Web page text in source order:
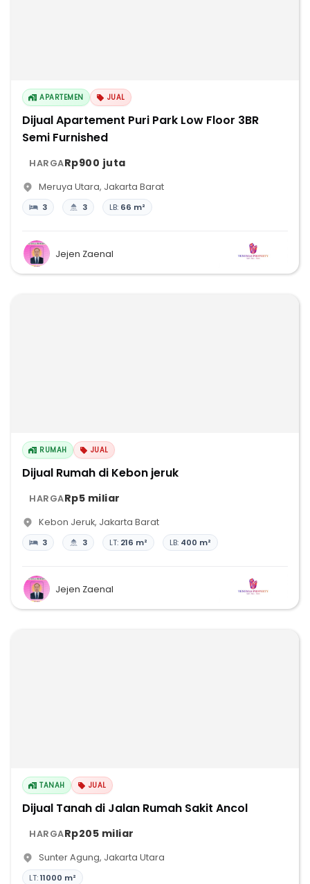
APARTEMEN JUAL
Dijual Apartement Puri Park Low Floor 3BR
Semi Furnished
HARGARp900 juta
Meruya Utara, Jakarta Barat
3 3 LB: 66 m²
Jejen Zaenal
RUMAH JUAL
Dijual Rumah di Kebon jeruk
HARGARp5 miliar
Kebon Jeruk, Jakarta Barat
3 3 LT: 216 m² LB: 400 m²
Jejen Zaenal
TANAH JUAL
Dijual Tanah di Jalan Rumah Sakit Ancol
HARGARp205 miliar
Sunter Agung, Jakarta Utara
LT:11000 m²